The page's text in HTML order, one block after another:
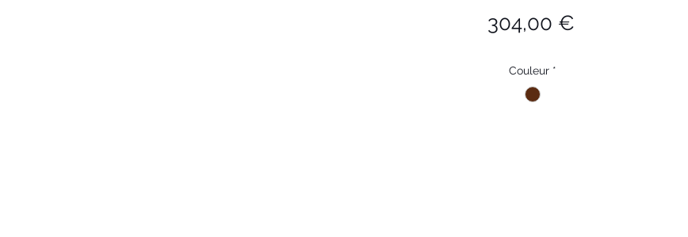
304,00 €Prix
Couleur *